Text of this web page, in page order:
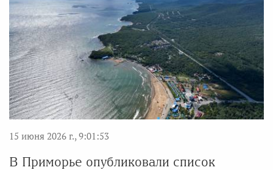
15 июня 2026 г., 9:01:53
В Приморье опубликовали список